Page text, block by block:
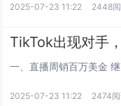
2025-07-23 11:22 2448
2025-07-23 11:22 2474